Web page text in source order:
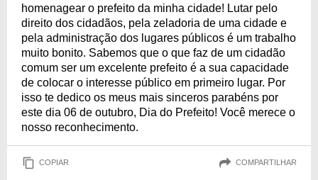
homenagear o prefeito da minha cidade! Lutar pelo
direito dos cidadãos, pela zeladoria de uma cidade e
pela administração dos lugares públicos é um trabalho
muito bonito. Sabemos que o que faz de um cidadão
comum ser um excelente prefeito é a sua capacidade
de colocar o interesse público em primeiro lugar. Por
isso te dedico os meus mais sinceros parabéns por
este dia 06 de outubro, Dia do Prefeito! Você merece o
nosso reconhecimento.
COPIAR COMPARTILHAR